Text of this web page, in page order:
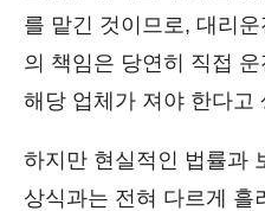
를 맡긴 것이므로, 대리
의 책임은 당연히 직접
해당 업체가 져야 한다고
하지만 현실적인 법률과
상식과는 전혀 다르게 흘